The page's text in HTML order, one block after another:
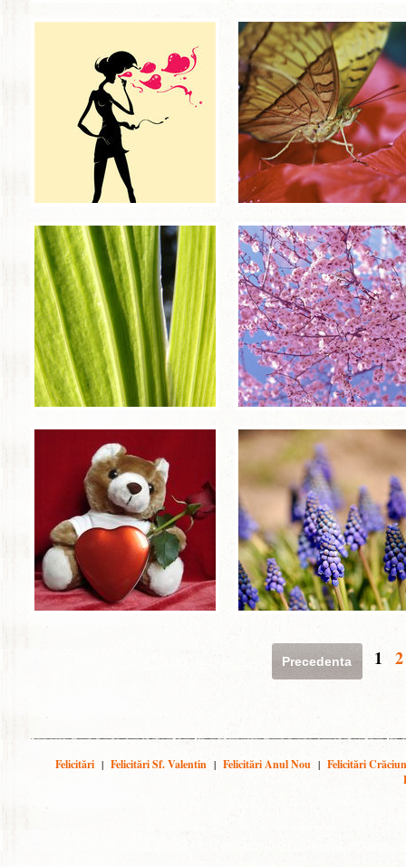
Precedenta 1 2
Felicitări | Felicitări Sf. Valentin | Felicitări Anul Nou | Felicitări